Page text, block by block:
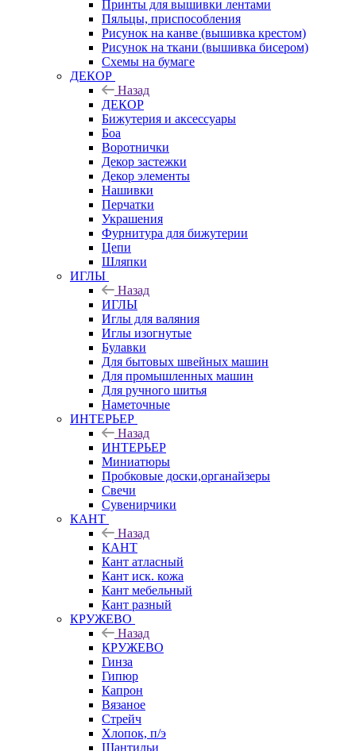
Принты для вышивки лентами
Пяльцы, приспособления
Рисунок на канве (вышивка крестом)
Рисунок на ткани (вышивка бисером)
Схемы на бумаге
ДЕКОР
Назад
ДЕКОР
Бижутерия и аксессуары
Боа
Воротнички
Декор застежки
Декор элементы
Нашивки
Перчатки
Украшения
Фурнитура для бижутерии
Цепи
Шляпки
ИГЛЫ
Назад
ИГЛЫ
Иглы для валяния
Иглы изогнутые
Булавки
Для бытовых швейных машин
Для промышленных машин
Для ручного шитья
Наметочные
ИНТЕРЬЕР
Назад
ИНТЕРЬЕР
Миниатюры
Пробковые доски,органайзеры
Свечи
Сувенирчики
КАНТ
Назад
КАНТ
Кант атласный
Кант иск. кожа
Кант мебельный
Кант разный
КРУЖЕВО
Назад
КРУЖЕВО
Гинза
Гипюр
Капрон
Вязаное
Стрейч
Хлопок, п/э
Шантильи